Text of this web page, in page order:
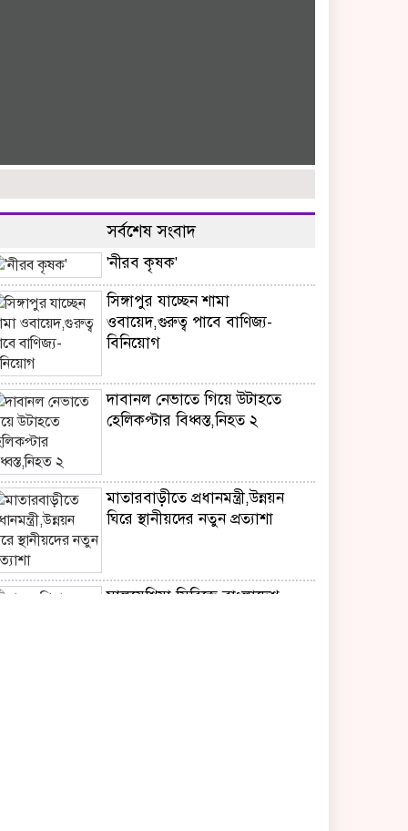
সর্বশেষ সংবাদ
'নীরব কৃষক'
সিঙ্গাপুর যাচ্ছেন শামা
ওবায়েদ,গুরুত্ব পাবে বাণিজ্য-
বিনিয়োগ
দাবানল নেভাতে গিয়ে উটাহতে
হেলিকপ্টার বিধ্বস্ত,নিহত ২
মাতারবাড়ীতে প্রধানমন্ত্রী,উন্নয়ন
ঘিরে স্থানীয়দের নতুন প্রত্যাশা
মালয়েশিয়া সিরিজে বাংলাদেশ